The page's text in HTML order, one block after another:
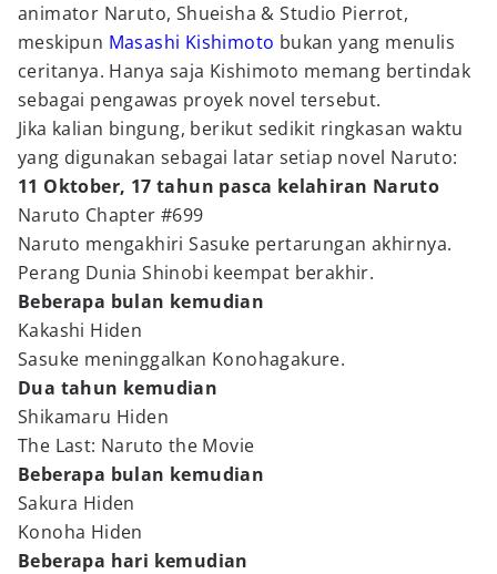
animator Naruto, Shueisha & Studio Pierrot,
meskipun Masashi Kishimoto bukan yang menulis
ceritanya. Hanya saja Kishimoto memang bertindak
sebagai pengawas proyek novel tersebut.
Jika kalian bingung, berikut sedikit ringkasan waktu
yang digunakan sebagai latar setiap novel Naruto:
11 Oktober, 17 tahun pasca kelahiran Naruto
Naruto Chapter #699
Naruto mengakhiri Sasuke pertarungan akhirnya.
Perang Dunia Shinobi keempat berakhir.
Beberapa bulan kemudian
Kakashi Hiden
Sasuke meninggalkan Konohagakure.
Dua tahun kemudian
Shikamaru Hiden
The Last: Naruto the Movie
Beberapa bulan kemudian
Sakura Hiden
Konoha Hiden
Beberapa hari kemudian